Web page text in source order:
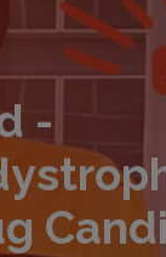
-